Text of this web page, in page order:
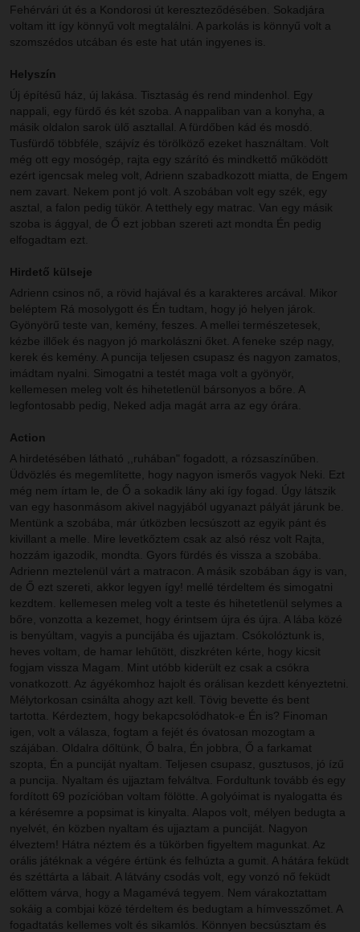
Fehérvári út és a Kondorosi út kereszteződésében. Sokadjára
voltam itt így könnyű volt megtalálni. A parkolás is könnyű volt a
szomszédos utcában és este hat után ingyenes is.
Helyszín
Új építésű ház, új lakása. Tisztaság és rend mindenhol. Egy
nappali, egy fürdő és két szoba. A nappaliban van a konyha, a
másik oldalon sarok ülő asztallal. A fürdőben kád és mosdó.
Tusfürdő többféle, szájvíz és törölköző ezeket használtam. Volt
még ott egy mosógép, rajta egy szárító és mindkettő működött
ezért igencsak meleg volt, Adrienn szabadkozott miatta, de Engem
nem zavart. Nekem pont jó volt. A szobában volt egy szék, egy
asztal, a falon pedig tükör. A tetthely egy matrac. Van egy másik
szoba is ággyal, de Ő ezt jobban szereti azt mondta Én pedig
elfogadtam ezt.
Hirdető külseje
Adrienn csinos nő, a rövid hajával és a karakteres arcával. Mikor
beléptem Rá mosolygott és Én tudtam, hogy jó helyen járok.
Gyönyörű teste van, kemény, feszes. A mellei természetesek,
kézbe illőek és nagyon jó markolászni őket. A feneke szép nagy,
kerek és kemény. A puncija teljesen csupasz és nagyon zamatos,
imádtam nyalni. Simogatni a testét maga volt a gyönyör,
kellemesen meleg volt és hihetetlenül bársonyos a bőre. A
legfontosabb pedig, Neked adja magát arra az egy órára.
Action
A hirdetésében látható ,,ruhában" fogadott, a rózsaszínűben.
Üdvözlés és megemlítette, hogy nagyon ismerős vagyok Neki. Ezt
még nem írtam le, de Ő a sokadik lány aki így fogad. Úgy látszik
van egy hasonmásom akivel nagyjából ugyanazt pályát járunk be.
Mentünk a szobába, már útközben lecsúszott az egyik pánt és
kivillant a melle. Mire levetkőztem csak az alsó rész volt Rajta,
hozzám igazodik, mondta. Gyors fürdés és vissza a szobába.
Adrienn meztelenül várt a matracon. A másik szobában ágy is van,
de Ő ezt szereti, akkor legyen így! mellé térdeltem és simogatni
kezdtem. kellemesen meleg volt a teste és hihetetlenül selymes a
bőre, vonzotta a kezemet, hogy érintsem újra és újra. A lába közé
is benyúltam, vagyis a puncijába és ujjaztam. Csókolóztunk is,
heves voltam, de hamar lehűtött, diszkréten kérte, hogy kicsit
fogjam vissza Magam. Mint utóbb kiderült ez csak a csókra
vonatkozott. Az ágyékomhoz hajolt és orálisan kezdett kényeztetni.
Mélytorkosan csinálta ahogy azt kell. Tövig bevette és bent
tartotta. Kérdeztem, hogy bekapcsolódhatok-e Én is? Finoman
igen, volt a válasza, fogtam a fejét és óvatosan mozogtam a
szájában. Oldalra dőltünk, Ő balra, Én jobbra, Ő a farkamat
szopta, Én a punciját nyaltam. Teljesen csupasz, gusztusos, jó ízű
a puncija. Nyaltam és ujjaztam felváltva. Fordultunk tovább és egy
fordított 69 pozícióban voltam fölötte. A golyóimat is nyalogatta és
a kérésemre a popsimat is kinyalta. Alapos volt, mélyen bedugta a
nyelvét, én közben nyaltam és ujjaztam a punciját. Nagyon
élveztem! Hátra néztem és a tükörben figyeltem magunkat. Az
orális játéknak a végére értünk és felhúzta a gumit. A hátára feküdt
és széttárta a lábait. A látvány csodás volt, egy vonzó nő feküdt
előttem várva, hogy a Magamévá tegyem. Nem várakoztattam
sokáig a combjai közé térdeltem és bedugtam a hímvesszőmet. A
fogadtatás kellemes volt és sikamlós. Könnyen becsúsztam és